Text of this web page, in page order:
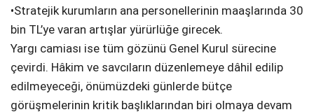
•Stratejik kurumların ana personellerinin maaşlarında 30
bin TL’ye varan artışlar yürürlüğe girecek.
Yargı camiası ise tüm gözünü Genel Kurul sürecine
çevirdi. Hâkim ve savcıların düzenlemeye dâhil edilip
edilmeyeceği, önümüzdeki günlerde bütçe
görüşmelerinin kritik başlıklarından biri olmaya devam